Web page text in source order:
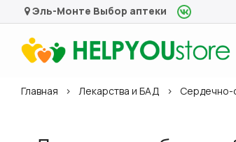
Эль-Монте Выбор аптеки
Главная Лекарства и БАД Сердечно-